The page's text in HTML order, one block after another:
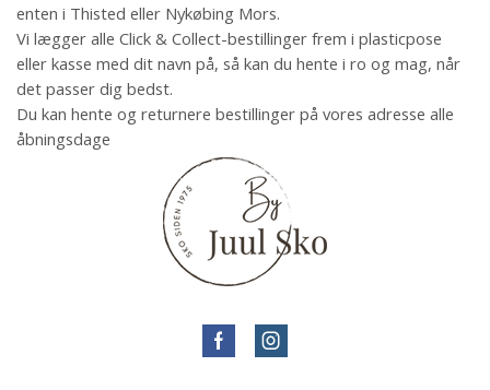
enten i Thisted eller Nykøbing Mors.
Vi lægger alle Click & Collect-bestillinger frem i plasticpose
eller kasse med dit navn på, så kan du hente i ro og mag, når
det passer dig bedst.
Du kan hente og returnere bestillinger på vores adresse alle
åbningsdage